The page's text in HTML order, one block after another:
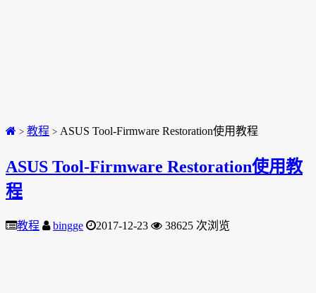
> 教程 > ASUS Tool-Firmware Restoration使用教程
ASUS Tool-Firmware Restoration使用教
程
教程 bingge 2017-12-23 38625 次浏览